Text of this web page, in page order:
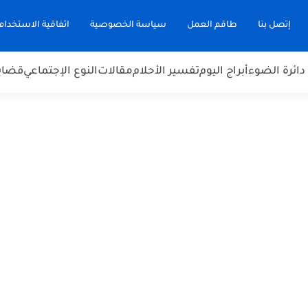
إتصل بنا طاقم العمل سياسة الخصوصية اتفاقية
الضوءأبراج اليومتفسير الأحلاممقالاتالنوع الإجتماعي